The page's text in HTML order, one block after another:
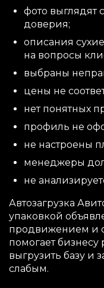
фото выглядят
доверия;
описания
на вопросы
выбраны
цены не
нет понятных
профиль не
не настроены
менеджеры
не
Автозагрузка
упаковкой
продвижением и
помогает бизнесу
выгрузить базу и
слабым.